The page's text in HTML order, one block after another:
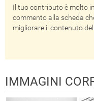
Il tuo contributo è molto
commento alla scheda
migliorare il contenuto
IMMAGINI